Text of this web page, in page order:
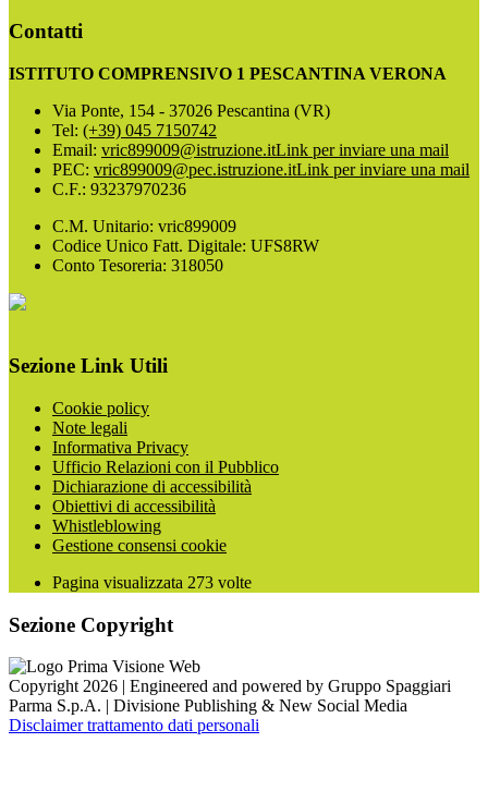
Contatti
ISTITUTO COMPRENSIVO 1 PESCANTINA VERONA
Via Ponte, 154 - 37026 Pescantina (VR)
Tel: (+39) 045 7150742
Email: vric899009@istruzione.itLink per inviare una mail
PEC: vric899009@pec.istruzione.itLink per inviare una mail
C.F.: 93237970236
C.M. Unitario: vric899009
Codice Unico Fatt. Digitale: UFS8RW
Conto Tesoreria: 318050
Sezione Link Utili
Cookie policy
Note legali
Informativa Privacy
Ufficio Relazioni con il Pubblico
Dichiarazione di accessibilità
Obiettivi di accessibilità
Whistleblowing
Gestione consensi cookie
Pagina visualizzata 273 volte
Sezione Copyright
Copyright 2026 | Engineered and powered by Gruppo Spaggiari
Parma S.p.A. | Divisione Publishing & New Social Media
Disclaimer trattamento dati personali